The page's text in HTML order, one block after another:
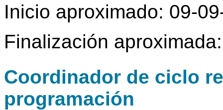
Inicio aproximado: 09-
Finalización
Coordinador de ciclo
programación